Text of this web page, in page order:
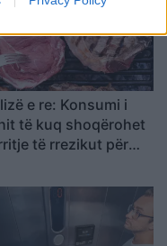
e re: Konsumi i
të kuq shoqërohet
të rrezikut për